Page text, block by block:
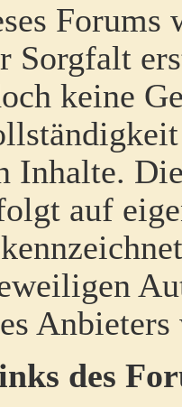
Forums
Sorgfalt
keine
Inhalte.
auf
Anbieters
des